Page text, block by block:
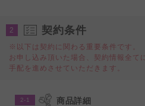
もワンランク上の贈り物・プ
活用頂け、配送スタッフが手
ップ） 3万コース」と一緒に
き胡蝶蘭をお探しの方にオス
2 契約条件
※以下は契約に関わる重要条件です。
お申し込み頂いた場合、契約情報全て
手配を進めさせていただきます。
2-1 商品詳細